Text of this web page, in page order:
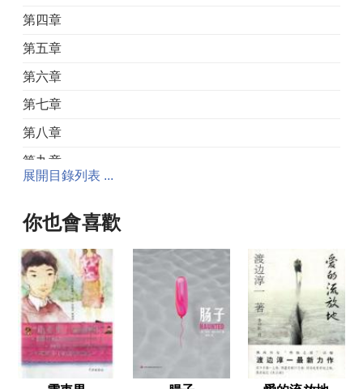
第四章
第五章
第六章
第七章
第八章
第九章
第十章
第十一章
第十二章
第十三章
第十四章
第十五章
展開目錄列表 ...
你也會喜歡